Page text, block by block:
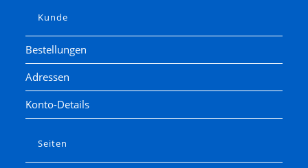
Kunde
Bestellungen
Adressen
Konto-Details
Seiten